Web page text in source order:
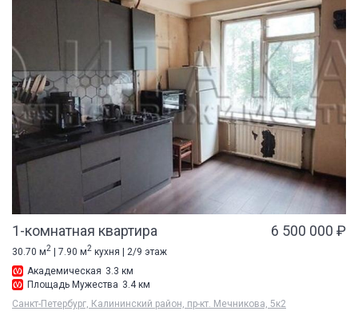
1-комнатная квартира 6 500 000 ₽
30.70 м2 | 7.90 м2 кухня | 2/9 этаж
Академическая 3.3 км
Площадь Мужества 3.4 км
Санкт-Петербург, Калининский район, пр-кт. Мечникова, 5к2